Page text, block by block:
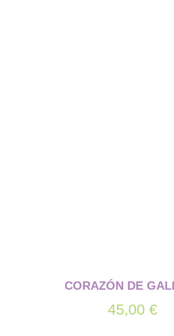
CORAZÓN DE
45,00 €